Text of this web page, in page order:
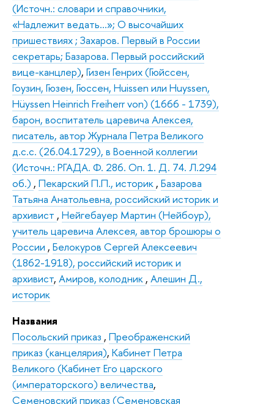
(Источн.: словари и справочники,
«Надлежит ведать…»; О высочайших
пришествиях ; Захаров. Первый в России
секретарь; Базарова. Первый российский
вице-канцлер), Гизен Генрих (Гюйссен,
Гоузин, Гюзен, Гюссен, Huissen или Huyssen,
Hüyssen Heinrich Freiherr von) (1666 - 1739),
барон, воспитатель царевича Алексея,
писатель, автор Журнала Петра Великого
д.с.с. (26.04.1729), в Военной коллегии
(Источн.: РГАДА. Ф. 286. Оп. 1. Д. 74. Л.294
об.) , Пекарский П.П., историк , Базарова
Татьяна Анатольевна, российский историк и
архивист , Нейгебауер Мартин (Нейбоур),
учитель царевича Алексея, автор брошюры о
России , Белокуров Сергей Алексеевич
(1862-1918), российский историк и
архивист, Амиров, колодник , Алешин Д.,
историк
Названия
Посольский приказ , Преображенский
приказ (канцелярия), Кабинет Петра
Великого (Кабинет Его царского
(императорского) величества,
Семеновский приказ (Семеновская